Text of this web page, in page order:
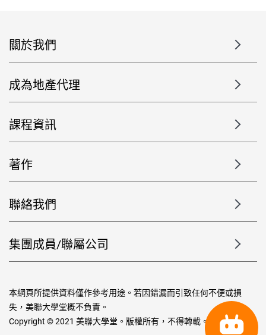
關於我們
成為地產代理
課程資訊
著作
聯絡我們
集團成員/聯屬公司
本網頁所提供資料僅作參考用途。若因錯漏而引致任何不便或損
失，美聯大學堂概不負責。
Copyright © 2021 美聯大學堂。版權所有，不得轉載。